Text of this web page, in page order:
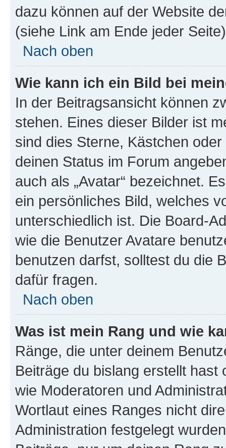
dazu können auf der Website
(siehe Link am Ende jeder
Nach oben
Wie kann ich ein Bild bei
In der Beitragsansicht können
stehen. Eines dieser Bilder ist
sind dies Sterne, Kästchen
deinen Status im Forum
auch als „Avatar“ bezeichnet.
ein persönliches Bild, welches
unterschiedlich ist. Die Board-
wie die Benutzer Avatare
benutzen darfst, solltest du die
dafür fragen.
Nach oben
Was ist mein Rang und wie
Ränge, die unter deinem
Beiträge du bislang erstellt
wie Moderatoren und
Wortlaut eines Ranges nicht
Administration festgelegt